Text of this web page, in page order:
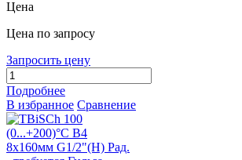
Цена
Цена по запросу
Запросить цену
Подробнее
В избранное Сравнение